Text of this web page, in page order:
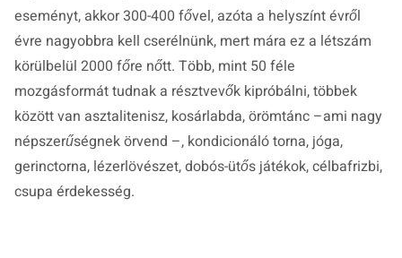
eseményt, akkor 300-400 fővel, azóta a helyszínt évről
évre nagyobbra kell cserélnünk, mert mára ez a létszám
körülbelül 2000 főre nőtt. Több, mint 50 féle
mozgásformát tudnak a résztvevők kipróbálni, többek
között van asztalitenisz, kosárlabda, örömtánc –ami nagy
népszerűségnek örvend –, kondicionáló torna, jóga,
gerinctorna, lézerlövészet, dobós-ütős játékok, célbafrizbi,
csupa érdekesség.